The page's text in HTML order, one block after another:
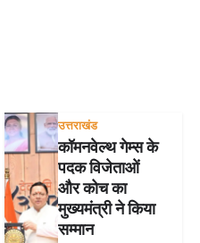
उत्तराखंड
कॉमनवेल्थ गेम्स के
पदक विजेताओं
और कोच का
मुख्यमंत्री ने किया
सम्मान